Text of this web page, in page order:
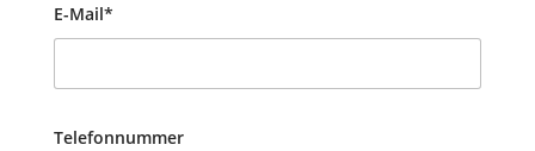
E-Mail*
Telefonnummer